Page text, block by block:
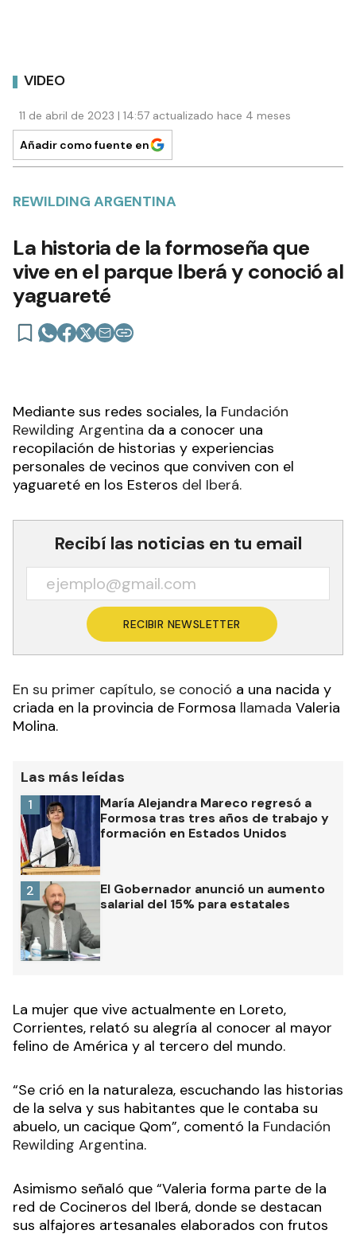
VIDEO
11 de abril de 2023 | 14:57 actualizado hace 4 meses
Añadir como fuente en
REWILDING ARGENTINA
La historia de la formoseña que
vive en el parque Iberá y conoció al
yaguareté
Mediante sus redes sociales, la Fundación
Rewilding Argentina da a conocer una
recopilación de historias y experiencias
personales de vecinos que conviven con el
yaguareté en los Esteros del Iberá.
Recibí las noticias en tu email
RECIBIR NEWSLETTER
En su primer capítulo, se conoció a una nacida y
criada en la provincia de Formosa llamada Valeria
Molina.
Las más leídas
María Alejandra Mareco regresó a
Formosa tras tres años de trabajo y
formación en Estados Unidos
1
El Gobernador anunció un aumento
salarial del 15% para estatales
2
La mujer que vive actualmente en Loreto,
Corrientes, relató su alegría al conocer al mayor
felino de América y al tercero del mundo.
“Se crió en la naturaleza, escuchando las historias
de la selva y sus habitantes que le contaba su
abuelo, un cacique Qom”, comentó la Fundación
Rewilding Argentina.
Asimismo señaló que “Valeria forma parte de la
red de Cocineros del Iberá, donde se destacan
sus alfajores artesanales elaborados con frutos